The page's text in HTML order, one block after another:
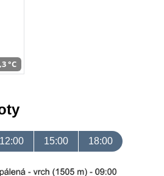
°C
12:00 15:00 18:00